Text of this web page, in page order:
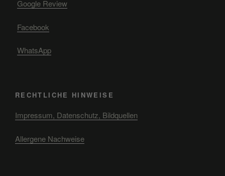
Google Review
Facebook
WhatsApp
RECHTLICHE HINWEISE
Impressum, Datenschutz, Bildquellen
Allergene Nachweise